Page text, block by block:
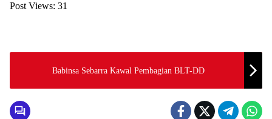
Post Views: 31
Babinsa Sebarra Kawal Pembagian BLT-DD